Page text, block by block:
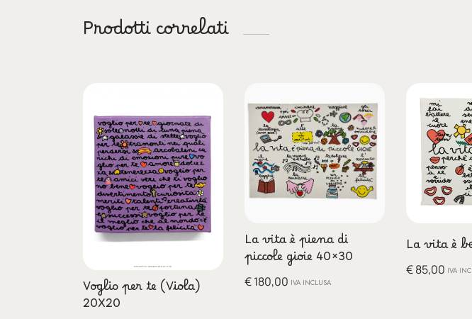
Prodotti correlati
Voglio per te (Viola)
20X20
La vita è piena di
piccole gioie 40×30
€180,00 IVA INCLUSA
La vita è
€85,00 IVA